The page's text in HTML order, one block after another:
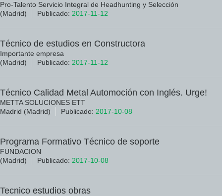
Pro-Talento Servicio Integral de Headhunting y Selección
(Madrid)
Publicado: 2017-11-12
Técnico de estudios en Constructora
Importante empresa
(Madrid)
Publicado: 2017-11-12
Técnico Calidad Metal Automoción con Inglés. Urge!
METTA SOLUCIONES ETT
Madrid (Madrid)
Publicado: 2017-10-08
Programa Formativo Técnico de soporte
FUNDACION
(Madrid)
Publicado: 2017-10-08
Tecnico estudios obras